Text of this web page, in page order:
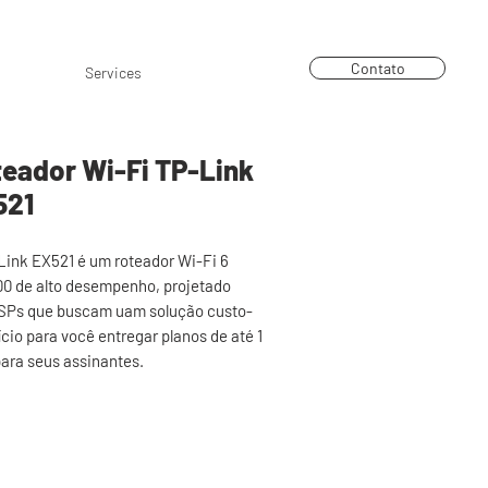
Services Contato
Wi-Fi TP-Link
EX521 é um roteador Wi-Fi 6
de alto desempenho, projetado
que buscam uam solução custo-
para você entregar planos de até 1
seus assinantes.